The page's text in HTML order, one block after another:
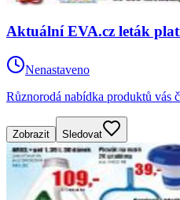
Aktuální EVA.cz leták
Nenastaveno
Různorodá nabídka produktů vás
Zobrazit Sledovat